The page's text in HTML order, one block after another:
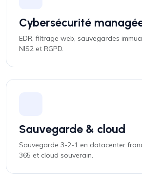
Cybersécurité
EDR, filtrage web, sauvegardes
NIS2 et RGPD.
Sauvegarde & cloud
Sauvegarde 3-2-1 en datacenter
365 et cloud souverain.